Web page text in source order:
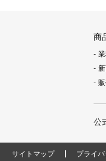
商
公
サイトマップ プライ